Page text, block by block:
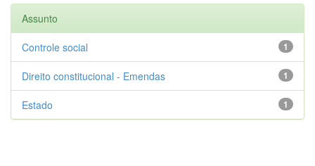
Assunto
1
Controle social
1
Direito constitucional - Emendas
1
Estado